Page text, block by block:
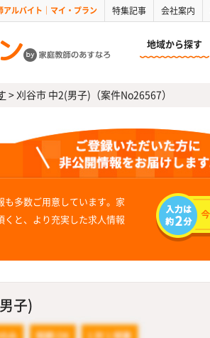
アルバイト｜マイ・プラン 特集記事 会社案内
地域から探す
>刈谷市 中2(男子)（案件No26567）
も多数ご用意しています。家
くと、より充実した求人情報
子)